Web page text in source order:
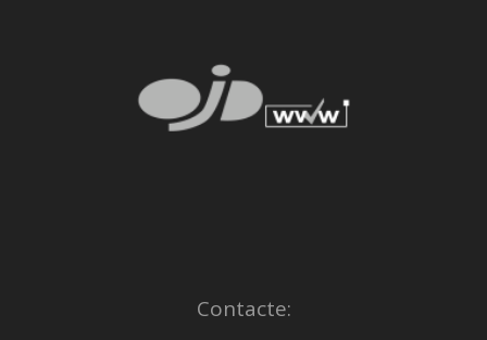
Contacte: